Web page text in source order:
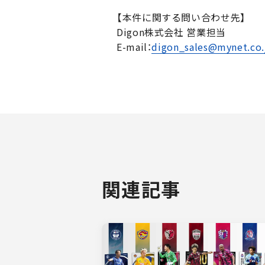
【本件に関する問い合わせ先】
Digon株式会社 営業担当
E-mail：
関連記事